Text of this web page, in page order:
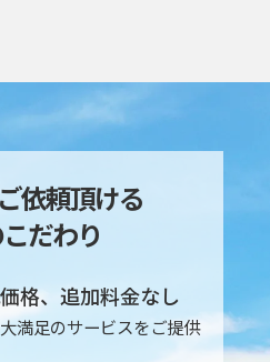
依頼頂ける
だわり
格、追加料金なし
満足のサービスをご提供